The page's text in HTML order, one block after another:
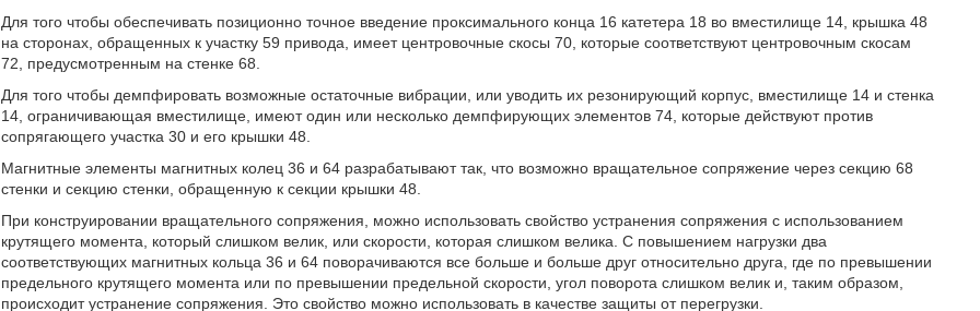
Для того чтобы обеспечивать позиционно точное введение проксимального конца 16 катетера 18 во вместилище 14, крышка 48
на сторонах, обращенных к участку 59 привода, имеет центровочные скосы 70, которые соответствуют центровочным скосам
72, предусмотренным на стенке 68.
Для того чтобы демпфировать возможные остаточные вибрации, или уводить их резонирующий корпус, вместилище 14 и стенка
14, ограничивающая вместилище, имеют один или несколько демпфирующих элементов 74, которые действуют против
сопрягающего участка 30 и его крышки 48.
Магнитные элементы магнитных колец 36 и 64 разрабатывают так, что возможно вращательное сопряжение через секцию 68
стенки и секцию стенки, обращенную к секции крышки 48.
При конструировании вращательного сопряжения, можно использовать свойство устранения сопряжения с использованием
крутящего момента, который слишком велик, или скорости, которая слишком велика. С повышением нагрузки два
соответствующих магнитных кольца 36 и 64 поворачиваются все больше и больше друг относительно друга, где по превышении
предельного крутящего момента или по превышении предельной скорости, угол поворота слишком велик и, таким образом,
происходит устранение сопряжения. Это свойство можно использовать в качестве защиты от перегрузки.